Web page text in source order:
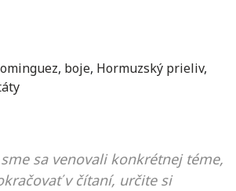
, boje, Hormuzský prieliv,
sa venovali konkrétnej téme,
v čítaní, určite si